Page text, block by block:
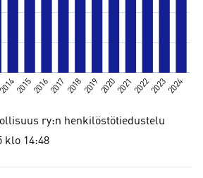
ry:n henkilöstötiedustelu
klo 14:48